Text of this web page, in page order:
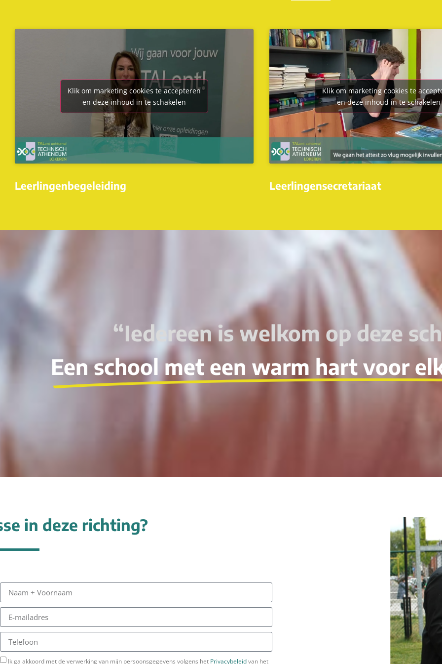
Klik om marketing cookies te accepteren
en deze inhoud in te schakelen
Leerlingenbegeleiding
Klik om marketing cookies te
en deze inhoud in te schakelen
Leerlingensecretariaat
“Iedereen is welkom op deze
Een school met een warm hart voor
in deze richting?
Ik ga akkoord met de verwerking van mijn persoonsgegevens volgens het Privacybeleidvan het